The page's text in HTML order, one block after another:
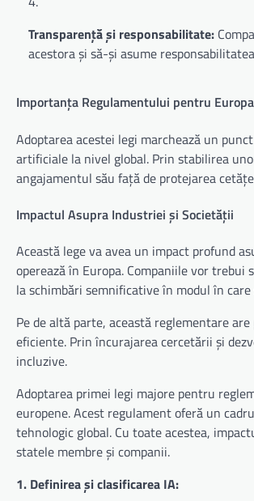
Transparență și responsabilitate:
acestora și să-și asume
Importanța Regulamentului pentru Europa
Adoptarea acestei legi marchează un
artificiale la nivel global. Prin stabilirea
angajamentul său față de protejarea
Impactul Asupra Industriei și Societății
Această lege va avea un impact profund
operează în Europa. Companiile vor
la schimbări semnificative în modul în
Pe de altă parte, această reglementare
eficiente. Prin încurajarea cercetării și
incluzive.
Adoptarea primei legi majore pentru
europene. Acest regulament oferă un
tehnologic global. Cu toate acestea,
statele membre și companii.
1. Definirea și clasificarea IA: